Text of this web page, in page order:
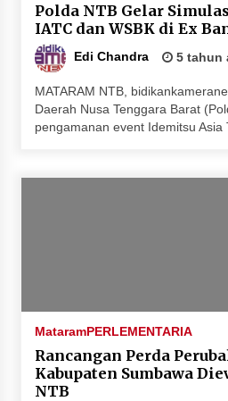
Polda NTB Gelar
IATC dan WSBK di Ex
Edi Chandra 5 tahun
MATARAM NTB,
Daerah Nusa Tenggara Barat
pengamanan event Idemitsu
MataramPERLEMENTARIA
Rancangan Perda
Kabupaten Sumbawa
NTB